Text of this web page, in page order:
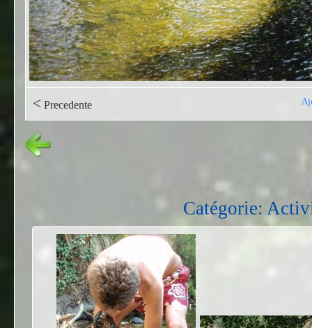
< Precedente
Catégorie: